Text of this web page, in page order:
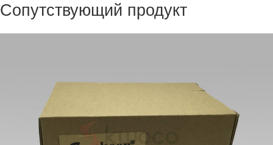
Сопутствующий продукт